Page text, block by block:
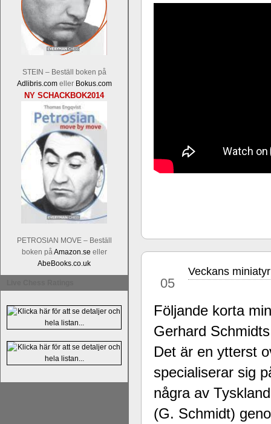
STEIN – Beställ boken på
Adlibris.comeller Bokus.com
NY SCHACKBOK2014
PETROSIAN MOVE – Beställ
boken påAmazon.se eller
AbeBooks.co.uk
tacksamma och nöjda över alla de
sina framtida projekt.
Alingsås Schacksällskap fyller
05
Veckans
Följande korta
Gerhard
Det är en ytterst
specialiserar sig
några av
(G. Schmidt)